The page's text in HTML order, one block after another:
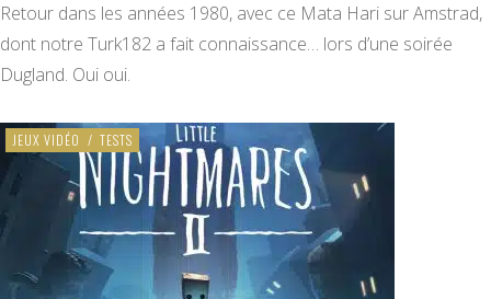
Retour dans les années 1980, avec ce Mata Hari sur Amstrad,
dont notre Turk182 a fait connaissance… lors d’une soirée
Dugland. Oui oui.
JEUX VIDÉO / TESTS